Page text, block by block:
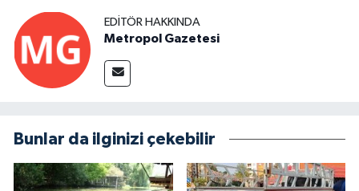
EDITÖR HAKKINDA
Metropol Gazetesi
Bunlar da ilginizi çekebilir